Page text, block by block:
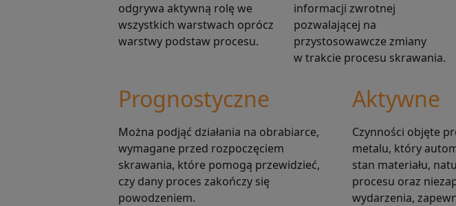
odgrywa aktywną rolę we
wszystkich warstwach oprócz
warstwy podstaw procesu.
informacji zwrotnej
pozwalającej na
przystosowawcze zmiany
w trakcie procesu skrawania.
Prognostyczne
Można podjąć działania na obrabiarce,
wymagane przed rozpoczęciem
skrawania, które pomogą przewidzieć,
czy dany proces zakończy się
powodzeniem.
Aktywne
Czynności objęte
metalu, który
stan materiału,
procesu oraz
wydarzenia,